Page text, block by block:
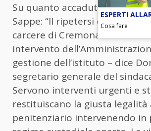
Su quanto accaduto prende
Sappe: “Il ripetersi di eventi
carcere di Cremona richiede
intervento
gestione dell’istituto – dice
segretario generale del
Servono interventi urgenti e
restituiscano la giusta legalità
penitenziario intervenendo in
ESPERTI
Cosa fare